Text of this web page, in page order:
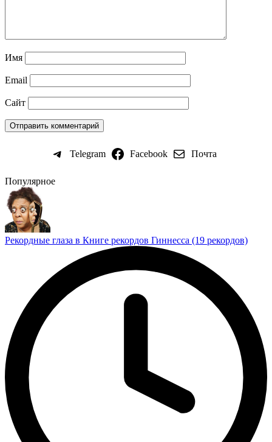
Имя
Email
Сайт
Telegram Facebook Почта
Популярное
Рекордные глаза в Книге рекордов Гиннесса (19 рекордов)